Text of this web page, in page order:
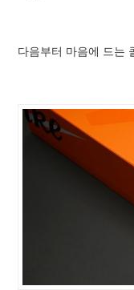
다음부터 마음에 드는